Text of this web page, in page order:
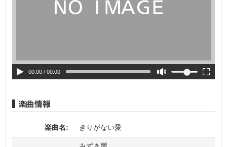
00:00 / 00:00
楽曲名: きりがない愛